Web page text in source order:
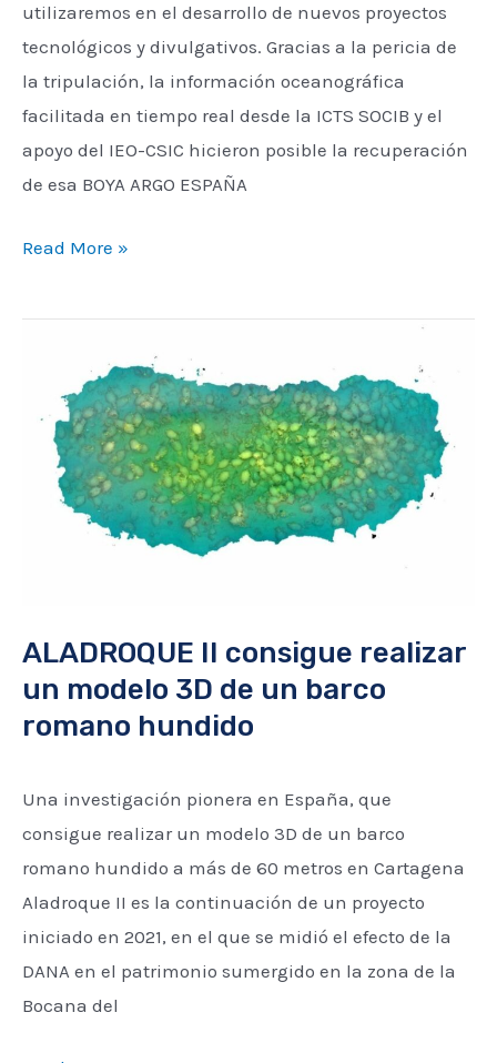
utilizaremos en el desarrollo de nuevos proyectos
tecnológicos y divulgativos. Gracias a la pericia de
la tripulación, la información oceanográfica
facilitada en tiempo real desde la ICTS SOCIB y el
apoyo del IEO-CSIC hicieron posible la recuperación
de esa BOYA ARGO ESPAÑA
Read More »
ALADROQUE II consigue realizar
un modelo 3D de un barco
romano hundido
Una investigación pionera en España, que
consigue realizar un modelo 3D de un barco
romano hundido a más de 60 metros en Cartagena
Aladroque II es la continuación de un proyecto
iniciado en 2021, en el que se midió el efecto de la
DANA en el patrimonio sumergido en la zona de la
Bocana del
consigue
realizar
modelo
barco
romano